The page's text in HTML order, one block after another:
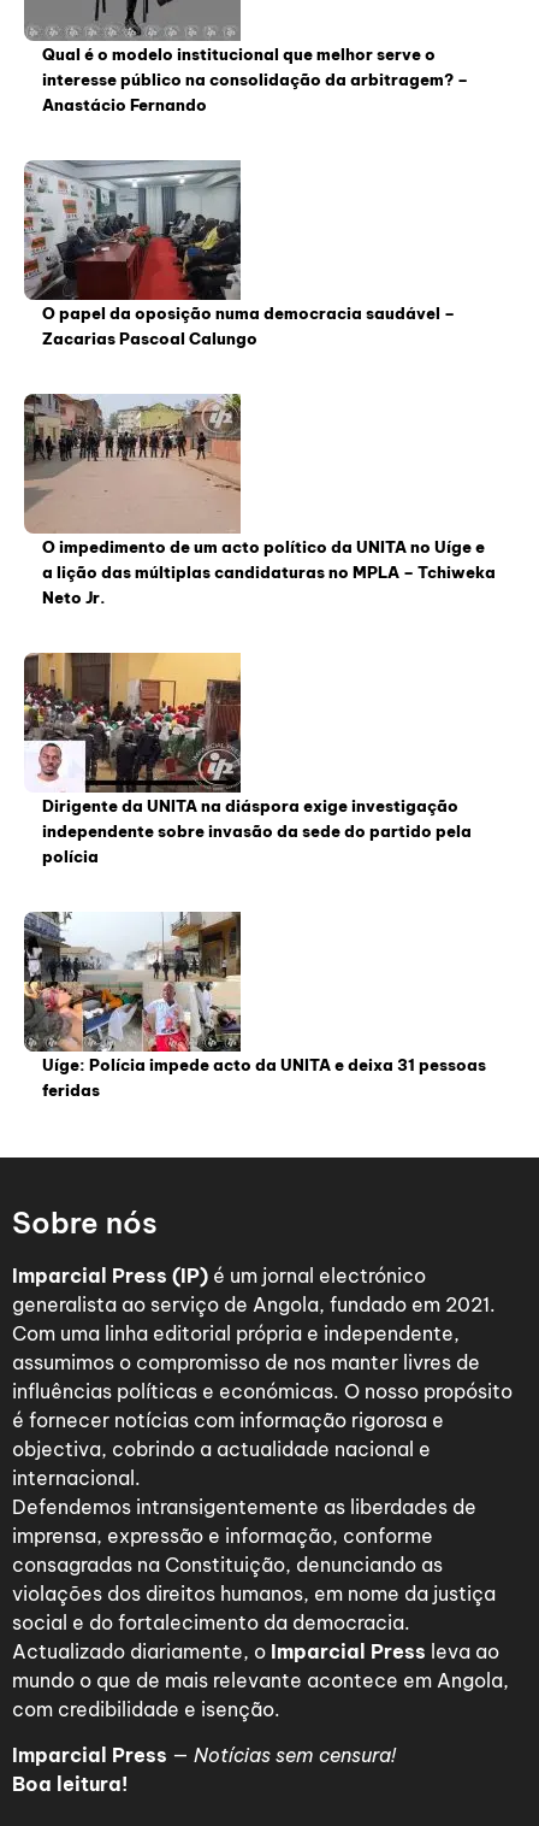
Qual é o modelo institucional que melhor serve o
interesse público na consolidação da arbitragem? –
Anastácio Fernando
O papel da oposição numa democracia saudável –
Zacarias Pascoal Calungo
O impedimento de um acto político da UNITA no Uíge e
a lição das múltiplas candidaturas no MPLA – Tchiweka
Neto Jr.
Dirigente da UNITA na diáspora exige investigação
independente sobre invasão da sede do partido pela
polícia
Uíge: Polícia impede acto da UNITA e deixa 31 pessoas
feridas
Sobre nós
Imparcial Press (IP) é um jornal electrónico
generalista ao serviço de Angola, fundado em 2021.
Com uma linha editorial própria e independente,
assumimos o compromisso de nos manter livres de
influências políticas e económicas. O nosso propósito
é fornecer notícias com informação rigorosa e
objectiva, cobrindo a actualidade nacional e
internacional.
Defendemos intransigentemente as liberdades de
imprensa, expressão e informação, conforme
consagradas na Constituição, denunciando as
violações dos direitos humanos, em nome da justiça
social e do fortalecimento da democracia.
Actualizado diariamente, o Imparcial Press leva ao
mundo o que de mais relevante acontece em Angola,
com credibilidade e isenção.
Imparcial Press — Notícias sem censura!
Boa leitura!